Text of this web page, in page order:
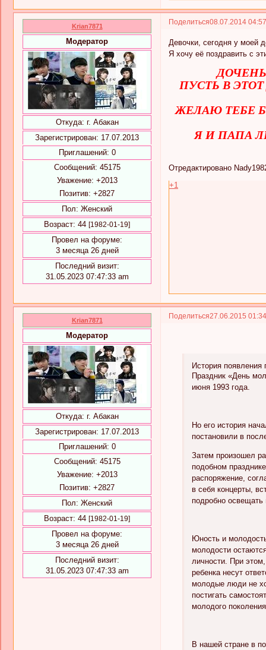
Поделиться08.07.2014
Krian7871
Модератор
Откуда: г. Абакан
Зарегистрирован: 17.07.2013
Приглашений: 0
Сообщений: 45175
Уважение: +2013
Позитив: +2827
Пол: Женский
Возраст: 44 [1982-01-19]
Провел на форуме:
3 месяца 26 дней
Последний визит:
31.05.2023 07:47:33 am
Девочки, сегодня у моей
Я хочу её поздравить с
ПУСТЬ В
ЖЕЛАЮ ТЕБЕ
Я И ПАПА
Отредактировано
+1
Поделиться27.06.2015
Krian7871
Модератор
Откуда: г. Абакан
Зарегистрирован: 17.07.2013
Приглашений: 0
Сообщений: 45175
Уважение: +2013
Позитив: +2827
Пол: Женский
Возраст: 44 [1982-01-19]
Провел на форуме:
3 месяца 26 дней
Последний визит:
31.05.2023 07:47:33 am
История появления
Праздник «День
июня 1993 года.
Но его история
постановили в
Затем произошел
подобном
распоряжение,
в себя концерты,
подробно освещать
Юность и
молодости
личности. При
ребенка несут
молодые люди не
постигать
молодого
В нашей стране в